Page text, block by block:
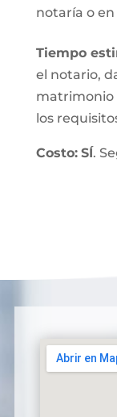
notaría o
Tiempo
el notario,
matrimonio
los
Costo: SÍ.